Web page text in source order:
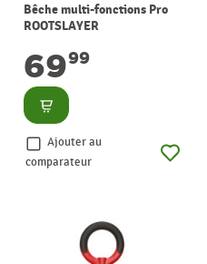
Bêche multi-fonctions Pro
ROOTSLAYER
6999
Consulter
Ajouter au
comparateur